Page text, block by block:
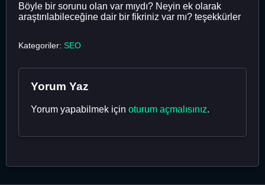
Böyle bir sorunu olan var mıydı? Neyin ek olarak
araştırılabileceğine dair bir fikriniz var mı? teşekkürler
Kategoriler: SEO
Yorum Yaz
Yorum yapabilmek için oturum açmalısınız.